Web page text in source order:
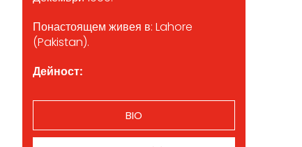
Понастоящем живея в: Lahore
(Pakistan).
Дейност:
BIO